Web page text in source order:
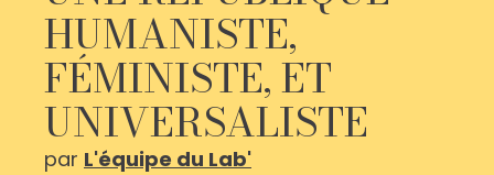
HUMANISTE,
FÉMINISTE, ET
UNIVERSALISTE
par L'équipe du Lab'